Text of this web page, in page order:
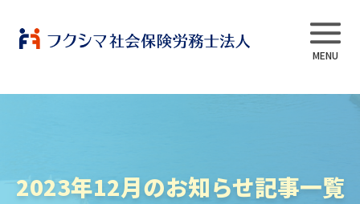
当法人について
2023年12月のお知らせ記事一覧